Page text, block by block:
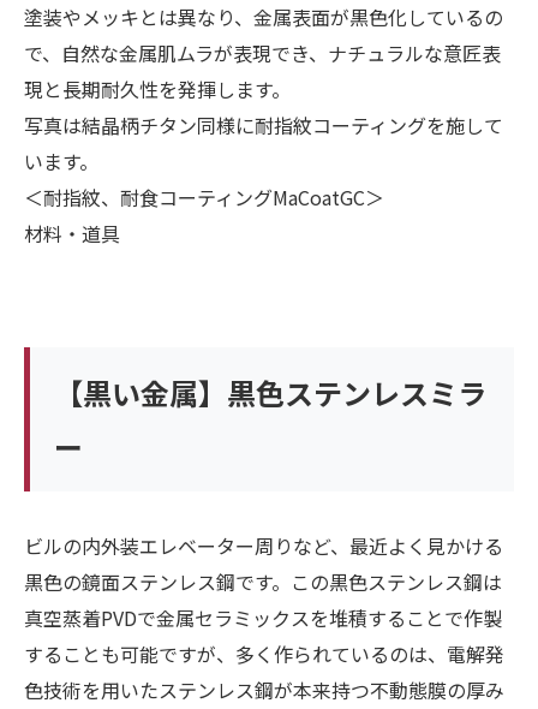
塗装やメッキとは異なり、金属表面が黒色化しているの
で、自然な金属肌ムラが表現でき、ナチュラルな意匠表
現と長期耐久性を発揮します。
写真は結晶柄チタン同様に耐指紋コーティングを施して
います。
＜耐指紋、耐食コーティングMaCoatGC＞
材料・道具
【黒い金属】黒色ステンレスミラ
ー
ビルの内外装エレベーター周りなど、最近よく見かける
黒色の鏡面ステンレス鋼です。この黒色ステンレス鋼は
真空蒸着PVDで金属セラミックスを堆積することで作製
することも可能ですが、多く作られているのは、電解発
色技術を用いたステンレス鋼が本来持つ不動態膜の厚み